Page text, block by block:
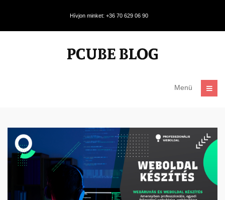
Hívjon minket: +36 70 629 06 90
Menü